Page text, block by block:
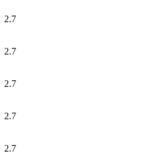
2.7
2.7
2.7
2.7
2.7